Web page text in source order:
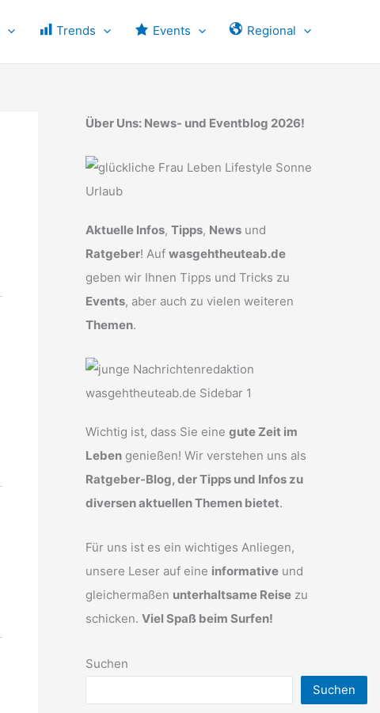
Trends Events Regional
Über Uns: News- und Eventblog 2026!
Aktuelle Infos, Tipps, News und
Ratgeber! Auf wasgehtheuteab.de
geben wir Ihnen Tipps und Tricks zu
Events, aber auch zu vielen weiteren
Themen.
Wichtig ist, dass Sie eine gute Zeit im
Leben genießen! Wir verstehen uns als
Ratgeber-Blog, der Tipps und Infos zu
diversen aktuellen Themen bietet.
Für uns ist es ein wichtiges Anliegen,
unsere Leser auf eine informative und
gleichermaßen unterhaltsame Reise zu
schicken. Viel Spaß beim Surfen!
Suchen
Suchen